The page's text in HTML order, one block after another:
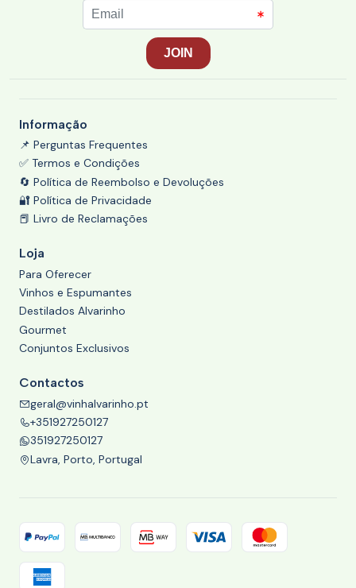
Informação
📌 Perguntas Frequentes
✅ Termos e Condições
🔄 Política de Reembolso e Devoluções
🔐 Política de Privacidade
📕 Livro de Reclamações
Loja
Para Oferecer
Vinhos e Espumantes
Destilados Alvarinho
Gourmet
Conjuntos Exclusivos
Contactos
geral@vinhalvarinho.pt
+351927250127
351927250127
Lavra, Porto, Portugal